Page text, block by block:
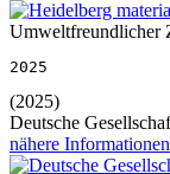
Umweltfreundlicher
2025
(2025)
Deutsche
nähere Informationen